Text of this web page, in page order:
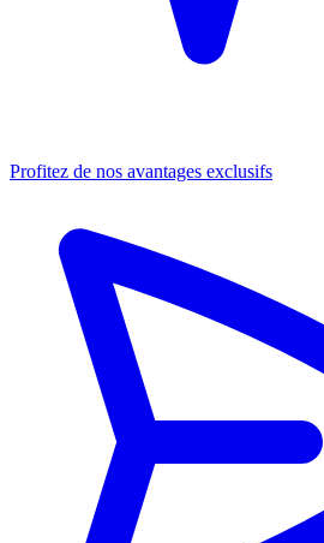
Profitez de nos avantages exclusifs